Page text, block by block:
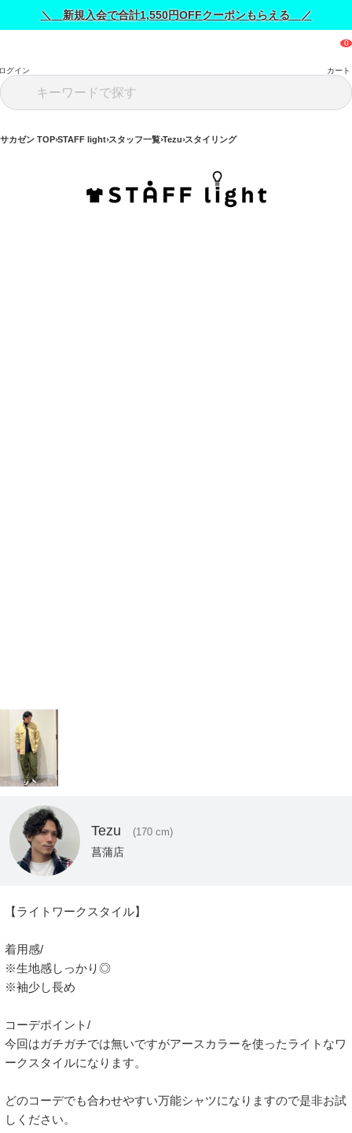
＼ 新規入会で合計1,550円OFFクーポンもらえる ／
グイン カート
サカゼン TOP STAFF light スタッフ一覧 Tezu スタイリング
Tezu (170 cm)
菖蒲店
【ライトワークスタイル】
着用感/
※生地感しっかり◎
※袖少し長め
コーデポイント/
今回はガチガチでは無いですがアースカラーを使ったライトなワ
ークスタイルになります。
どのコーデでも合わせやすい万能シャツになりますので是非お試
しください。